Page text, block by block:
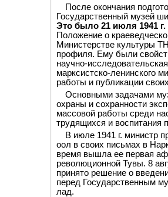
После окончания
Государственный музей
Это было 21 июля 1941 г.
Положение о
Министерстве культуры
профиля. Ему были
научно-
марксистско-ленинского
работы и публикации
Основными задачами
охраны и сохранности
массовой работы среди
трудящихся и воспитания
В июле 1941 г. министр
оол в своих письмах в
время вышла ее первая
революционной Тувы. 8
принято решение о
перед Государственным
лад.